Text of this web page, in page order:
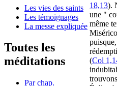
Les vies des saints
Les témoignages
La messe expliquée
Toutes les
méditations
Par chap.
18,13).
une "
même
(Col